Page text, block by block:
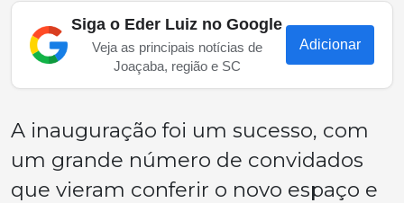
Siga o Eder Luiz no Google
Veja as principais notícias de
Joaçaba, região e SC
Adicionar
A inauguração foi um sucesso, com
um grande número de convidados
que vieram conferir o novo espaço e